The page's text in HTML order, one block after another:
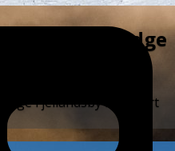
Highland Lodge
Fjellandsby inkludert